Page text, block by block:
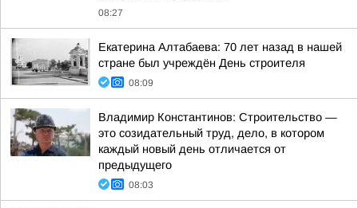
08:27
Екатерина Алтабаева: 70 лет назад в нашей
стране был учреждён День строителя
08:09
Владимир Константинов: Строительство —
это созидательный труд, дело, в котором
каждый новый день отличается от
предыдущего
08:03